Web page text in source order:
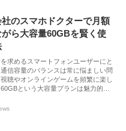
社のスマホドクターで月額
ら大容量60GBを賢く使
求めるスマートフォンユーザーにと
信容量のバランスは常に悩ましい問
聴やオンラインゲームを頻繁に楽し
という大容量プランは魅力的…